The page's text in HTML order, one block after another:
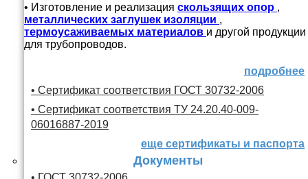
• Изготовление и реализация скользящих опор ,
металлических заглушек изоляции ,
термоусаживаемых материалов и другой продукции
для трубопроводов.
подробнее
• Сертификат соответствия ГОСТ 30732-2006
• Сертификат соответствия ТУ 24.20.40-009-
06016887-2019
еще сертификаты и паспорта
Документы